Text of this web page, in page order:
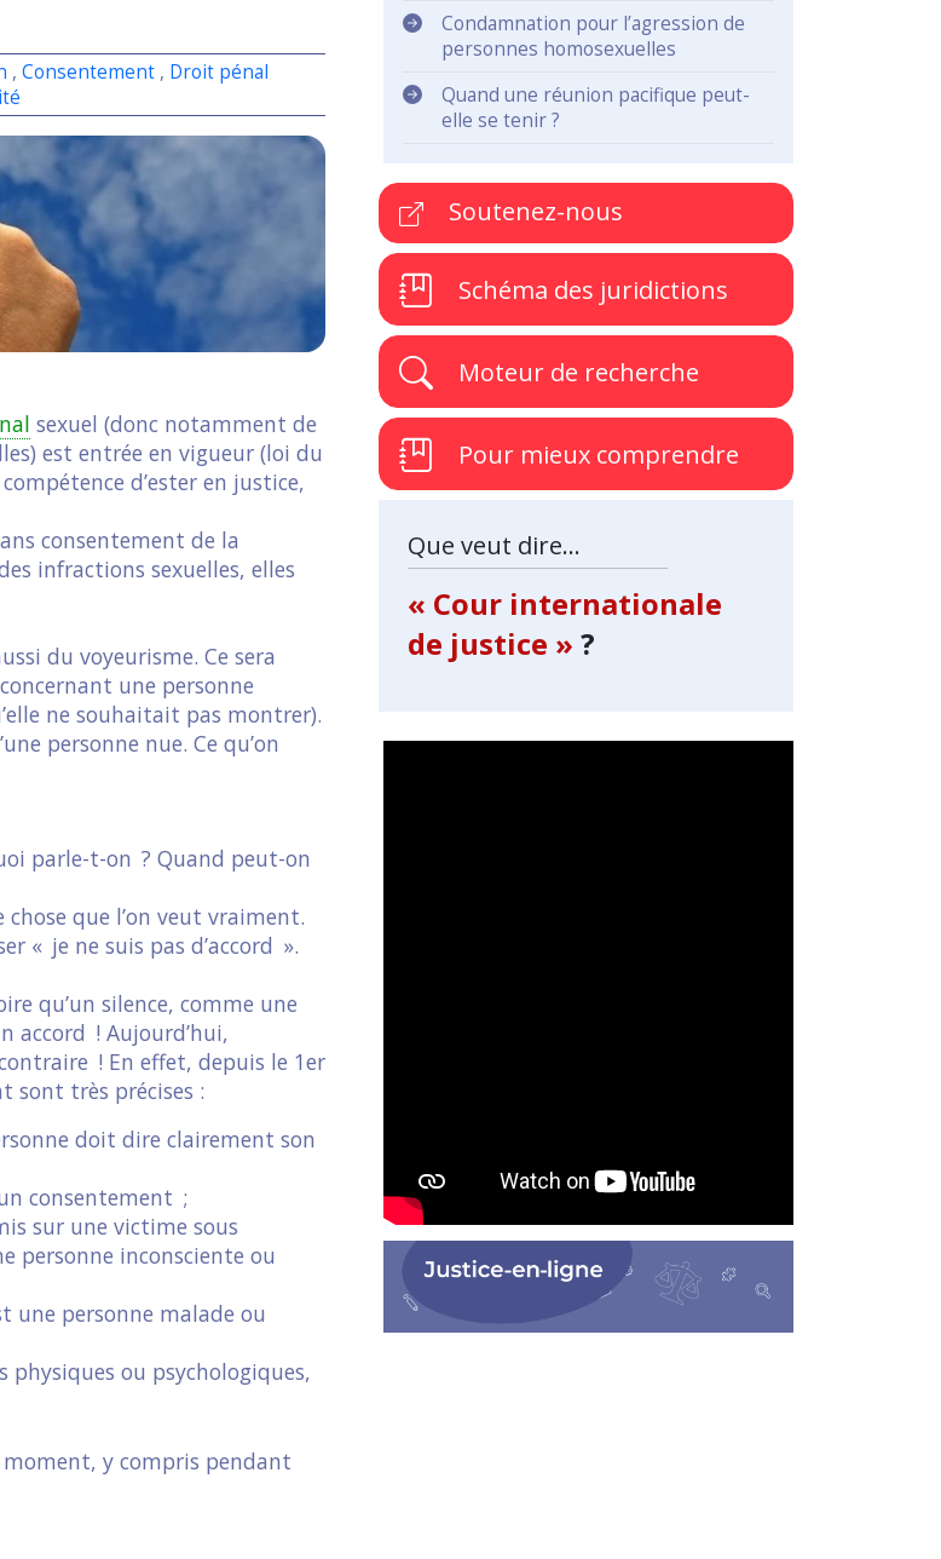
, Consentement , Droit pénal
sexuel (donc notamment de
est entrée en vigueur (loi du
d’ester en justice,
consentement de la
infractions sexuelles, elles
du voyeurisme. Ce sera
une personne
ne souhaitait pas montrer).
personne nue. Ce qu’on
parle-t-on ? Quand peut-on
que l’on veut vraiment.
« je ne suis pas d’accord ».
qu’un silence, comme une
accord ! Aujourd’hui,
! En effet, depuis le 1er
sont très précises :
doit dire clairement son
consentement ;
sur une victime sous
personne inconsciente ou
une personne malade ou
physiques ou psychologiques,
y compris pendant
Condamnation pour l’agression de
personnes homosexuelles
Quand une réunion pacifique peut-
elle se tenir ?
Soutenez-nous
Schéma des juridictions
Moteur de recherche
Pour mieux comprendre
Que veut dire...
« Cour internationale
de justice »?